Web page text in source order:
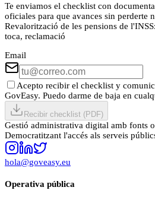
Te enviamos el checklist con
oficiales para que avances sin perderte
Revalorització de les pensions de
toca, reclamació
Email
Acepto recibir el checklist y
GovEasy. Puedo darme de baja en
Recibir checklist (PDF)
Gestió administrativa digital amb fonts
Democratitzant l'accés als serveis
hola@goveasy.eu
Operativa pública